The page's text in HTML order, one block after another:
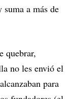
a más de
quebrar,
no les envió el
para